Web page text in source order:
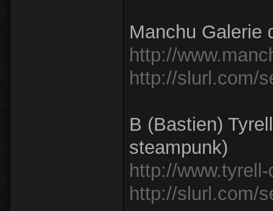
Manchu Galerie
http://
http://slurl.com/
B (Bastien)
steampunk)
http://
http://slurl.com/